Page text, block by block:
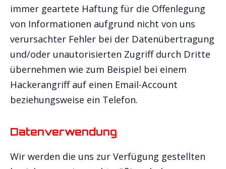
immer geartete Haftung für die Offenlegung
von Informationen aufgrund nicht von uns
verursachter Fehler bei der Datenübertragung
und/oder unautorisierten Zugriff durch Dritte
übernehmen wie zum Beispiel bei einem
Hackerangriff auf einen Email-Account
beziehungsweise ein Telefon.
Datenverwendung
Wir werden die uns zur Verfügung gestellten